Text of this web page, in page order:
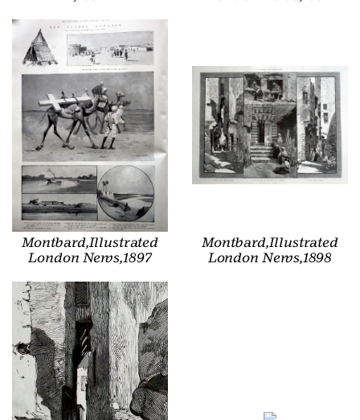
Montbard,Illustrated
London News,1897
Montbard,Illustrated
London News,1898